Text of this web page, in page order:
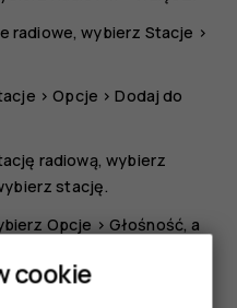
radiowe, wybierz Stacje >
>Opcje >Dodaj do
radiową, wybierz
stację.
Opcje > Głośność, a
.
cookie